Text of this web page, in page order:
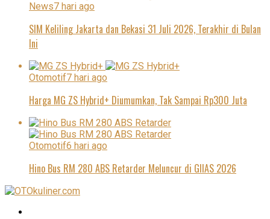
News7 hari ago
SIM Keliling Jakarta dan Bekasi 31 Juli 2026, Terakhir di Bulan
Ini
Otomotif7 hari ago
Harga MG ZS Hybrid+ Diumumkan, Tak Sampai Rp300 Juta
Otomotif6 hari ago
Hino Bus RM 280 ABS Retarder Meluncur di GIIAS 2026